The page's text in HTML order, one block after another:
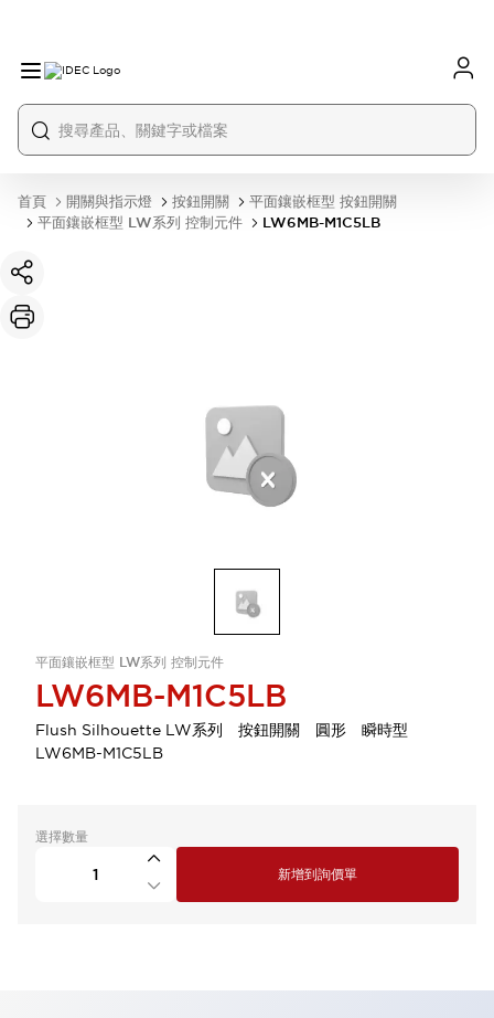
首頁 開關與指示燈 按鈕開關
平面鑲嵌框型 按鈕開關
平面鑲嵌框型 LW系列 控制元件
LW6MB-M1C5LB
平面鑲嵌框型 LW系列 控制元件
LW6MB-M1C5LB
Flush Silhouette LW系列 按鈕開關 圓形 瞬時型
LW6MB-M1C5LB
選擇數量
新增到詢價單